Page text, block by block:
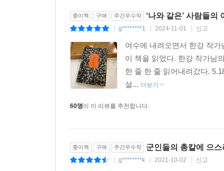
종이책 구매 주간우수작 ‘나와 같은’ 사람들의
g********1 2024-11-01 신고
여수에 내려오면서 한강 작가
이 책을 읽었다. 한강 작가님
한 줄 한 줄 읽어내려갔다.
설... 더보기
60명이 이 리뷰를 추천합니다.
종이책 구매 주간우수작 군인들의 총칼에 으
g********k 2021-10-02 신고